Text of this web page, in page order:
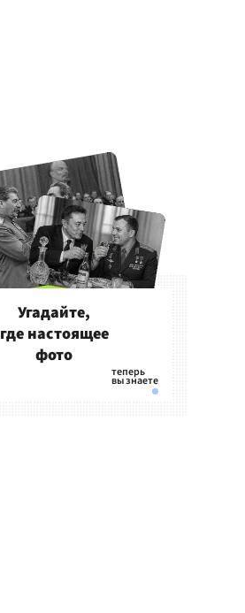
Угадайте,
где настоящее
фото